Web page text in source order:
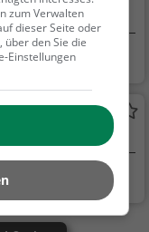
Eiscafé / Eisdiele,
in Basel
Restaurant, Italie
nisch, Pizza, Europäis
ch, Mittagessen, Abe
zum Verwalten
dieser Seite oder
über den Sie die
Einstellungen